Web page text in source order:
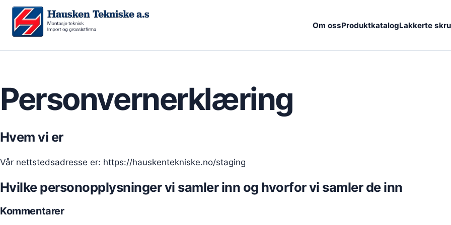
Om ossProduktkatalogLakkerte
Personvernerklæring
Hvem vi er
Vår nettstedsadresse er: https://hauskentekniske.no/staging
Hvilke personopplysninger vi samler inn og hvorfor vi samler de inn
Kommentarer